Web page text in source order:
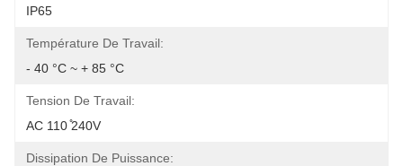
IP65
Température De Travail:
- 40 °C ~ + 85 °C
Tension De Travail:
AC 110 ̊240V
Dissipation De Puissance: